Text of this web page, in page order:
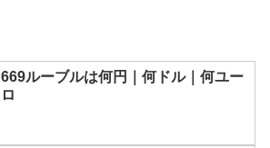
669ルーブルは何円｜何ドル｜何ユー
ロ